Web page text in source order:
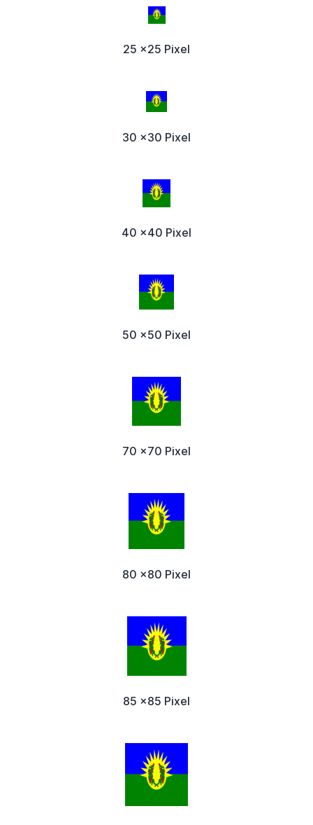
25 x25 Pixel
30 x30 Pixel
40 x40 Pixel
50 x50 Pixel
70 x70 Pixel
80 x80 Pixel
85 x85 Pixel